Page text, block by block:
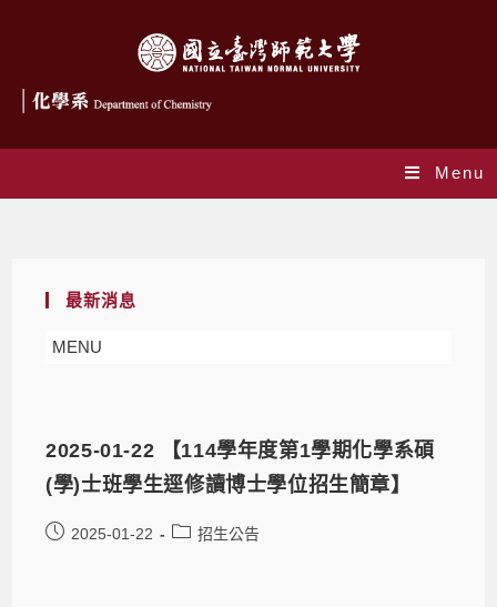
Menu
最新消息
MENU
2025-01-22 【114學年度第1學期化學系碩
(學)士班學生逕修讀博士學位招生簡章】
2025-01-22 招生公告